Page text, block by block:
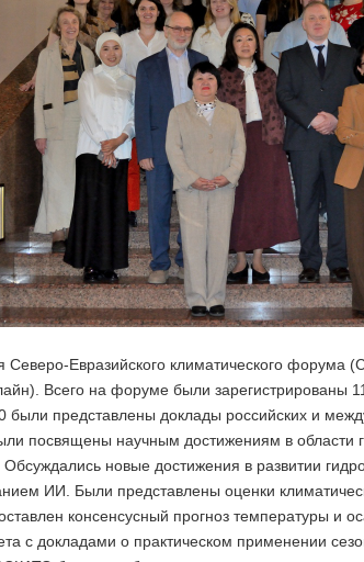
Северо-Евразийского климатического
Всего на форуме были зарегистрированы
представлены доклады российских и
посвящены научным достижениям в области
Обсуждались новые достижения в развитии
ИИ. Были представлены оценки
консенсусный прогноз температуры и
с докладами о практическом применении